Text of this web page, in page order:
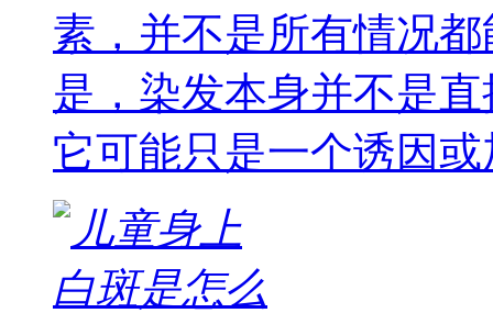
素，并不是所有情况
是，染发本身并不是
它可能只是一个诱因